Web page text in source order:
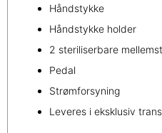
Håndstykke
Håndstykke holder
2 steriliserbare
Pedal
Strømforsyning
Leveres i eksklusiv